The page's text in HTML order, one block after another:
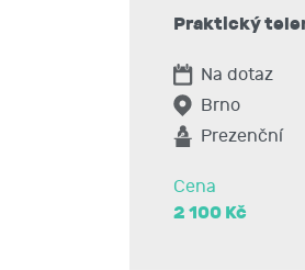
Úsměv je slyšet
Pravidla jednání po
Praktický
Na dotaz
Brno
Prezenční
Cena
2 100 Kč